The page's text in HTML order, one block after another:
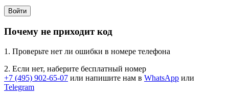
Войти
Почему не приходит код
1. Проверьте нет ли ошибки в номере телефона
2. Если нет, наберите бесплатный номер
+7 (495) 902-65-07 или напишите нам в WhatsApp или
Telegram